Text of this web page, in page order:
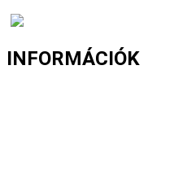
INFORMÁCIÓK